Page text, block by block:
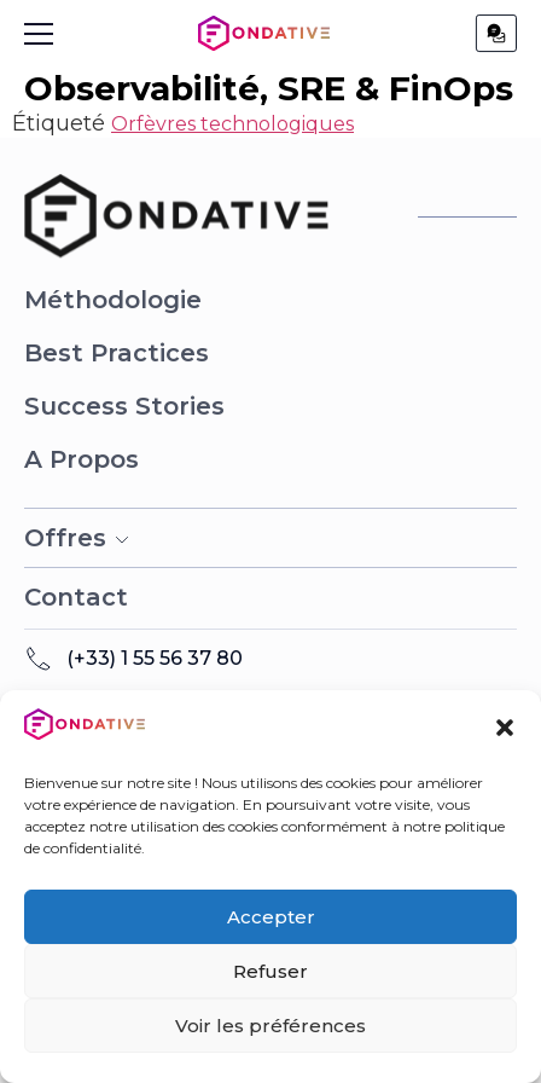
Bienvenue sur notre site ! Nous utilisons des cookies pour améliorer
votre expérience de navigation. En poursuivant votre visite, vous
acceptez notre utilisation des cookies conformément à notre politique
de confidentialité.
Accepter
Refuser
Voir les préférences
Observabilité, SRE & FinOps
Étiqueté Orfèvres technologiques
Méthodologie
Best Practices
Success Stories
A Propos
Offres
Contact
(+33) 1 55 56 37 80
75015 PARIS
Réseaux sociaux